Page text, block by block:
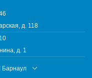
д. 118
д. 1
Барнаул